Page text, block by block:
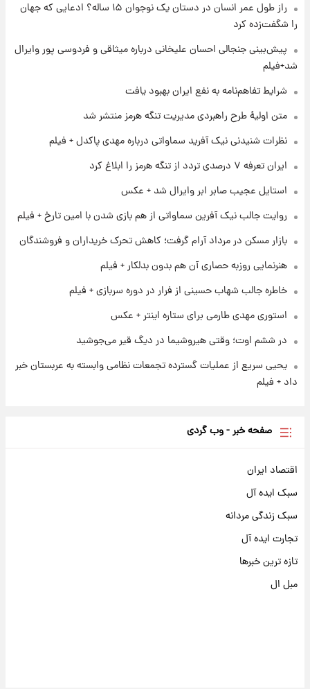
شد
۱ روز پیش
بلندمدت + جدول
۱ روز پیش
قیمت سکه و طلا فردا
فال حافظ پنجشنبه ۱۵ مرداد ماه ۱۴۰۵
۱ روز پیش
راز طول عمر انسان در دستان یک نوجوان ۱۵ ساله؟ ادعایی که جهان
را شگفت‌زده کرد
پیش‌بینی جنجالی احسان علیخانی درباره میثاقی و فردوسی پور وایرال
شد+فیلم
شرایط تفاهم‌نامه به نفع ایران بهبود یافت
متن اولیۀ طرح راهبردی مدیریت تنگه هرمز منتشر شد
نظرات شنیدنی نیک آفرید سماواتی درباره مهدی پاکدل + فیلم
ایران تعرفه ۷ درصدی تردد از تنگه هرمز را ابلاغ کرد
استایل عجیب صابر ابر وایرال شد + عکس
روایت جالب نیک آفرین سماواتی از هم بازی شدن با امین تارخ + فیلم
بازار مسکن در مرداد آرام گرفت؛ کاهش تحرک خریداران و فروشندگان
هنرنمایی روزبه حصاری آن هم بدون بدلکار + فیلم
خاطره جالب شهاب حسینی از فرار در دوره سربازی + فیلم
استوری مهدی طارمی برای ستاره اینتر + عکس
در ششم اوت؛ وقتی هیروشیما در دیگ قیر می‌جوشید
یحیی سریع از عملیات گسترده تجمعات نظامی وابسته به عربستان خبر
داد + فیلم
صفحه خبر - وب گردی
اقتصاد ایران
سبک ایده آل
سبک زندگی مردانه
تجارت ایده آل
تازه ترین خبرها
مبل ال